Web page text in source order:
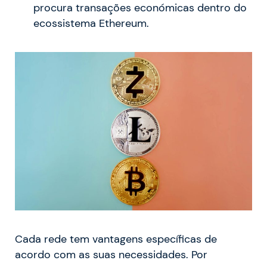
procura transações económicas dentro do
ecossistema Ethereum.
Cada rede tem vantagens específicas de
acordo com as suas necessidades. Por